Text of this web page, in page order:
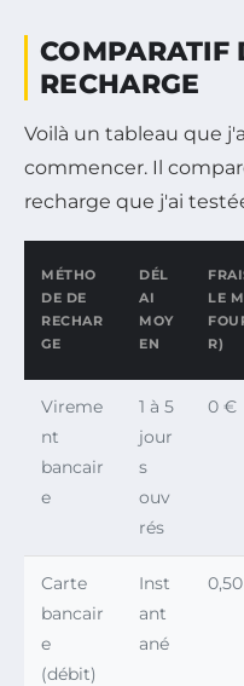
COMPARATIF
RECHARGE
Voilà un tableau que
commencer. Il
recharge que j'ai
MÉTHO
DE DE
RECHAR
GE
DÉL
AI
MOY
EN
LE
R)
Vireme
nt
bancair
e
1 à 5
jour
s
ouv
rés
0 €
Carte
bancair
e
(débit)
Inst
ant
ané